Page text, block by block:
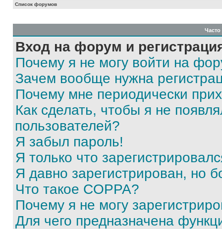
Список форумов
Вход на форум и
Почему я не могу войти на
Зачем вообще нужна
Почему мне периодически
Как сделать, чтобы я не
пользователей?
Я забыл пароль!
Я только что
Я давно зарегистрирован, но
Что такое COPPA?
Почему я не могу
Для чего предназначена